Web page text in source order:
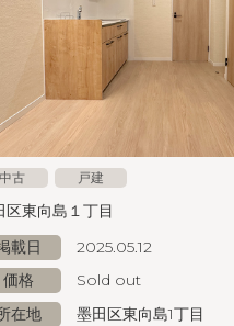
区東向島１丁目
載日
2025.05.12
価格
Sold out
在地
墨田区東向島1丁目
中古 戸建